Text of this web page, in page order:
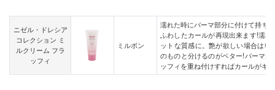
ニゼル・ドレシア
コレクション ミ
ルクリーム フラ
ッフィ
ミルボン
濡れた時にパーマ部分に付けて持ち
ふわしたカールが再現出来ます!濡
ットな質感に。艶が欲しい場合は
のものと分けるのがベター!パーマ
ッフィを重ね付けすればカールがキ